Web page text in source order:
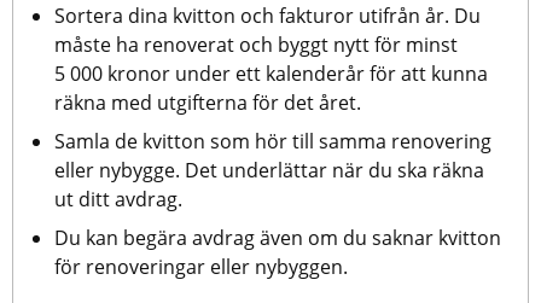
Sortera dina kvitton och fakturor utifrån år. Du
måste ha renoverat och byggt nytt för minst
5 000 kronor under ett kalenderår för att kunna
räkna med utgifterna för det året.
Samla de kvitton som hör till samma renovering
eller nybygge. Det underlättar när du ska räkna
ut ditt avdrag.
Du kan begära avdrag även om du saknar kvitton
för renoveringar eller nybyggen.